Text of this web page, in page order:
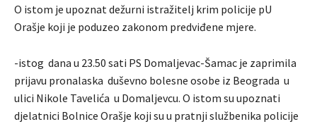
O istom je upoznat dežurni istražitelj krim policije pU
Orašje koji je poduzeo zakonom predviđene mjere.
-istog dana u 23.50 sati PS Domaljevac-Šamac je zaprimila
prijavu pronalaska duševno bolesne osobe iz Beograda u
ulici Nikole Tavelića u Domaljevcu. O istom su upoznati
djelatnici Bolnice Orašje koji su u pratnji službenika policije